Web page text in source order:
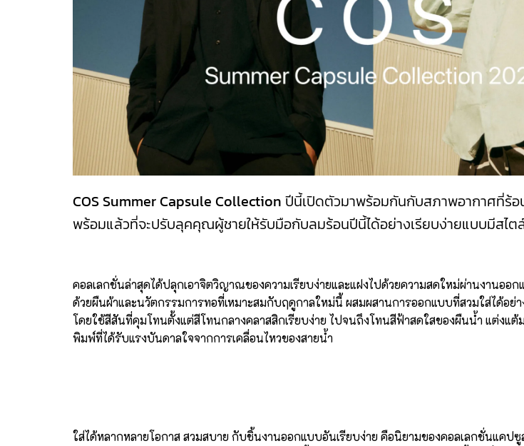
COS Summer Capsule Collection ปีนี้เปิดตัวมาพร้อมกันกับสภาพอากาศที่ร้อ
พร้อมแล้วที่จะปรับลุคคุณผู้ชายให้รับมือกับลมร้อนปีนี้ได้อย่างเรียบง่ายแบบมีสไต
คอลเลกชั่นล่าสุดได้ปลุกเอาจิตวิญาณของความเรียบง่ายและแฝงไปด้วยความสดใหม่ผ่านงานอ
ด้วยผืนผ้าและนวัตกรรมการทอที่เหมาะสมกับฤดูกาลใหม่นี้ ผสมผสานการออกแบบที่สวมใส่ได้อย่า
โดยใช้สีสันที่คุมโทนตั้งแต่สีโทนกลางคลาสสิกเรียบง่าย ไปจนถึงโทนสีฟ้าสดใสของผืนน้ำ แต่งแต้
พิมพ์ที่ได้รับแรงบันดาลใจจากการเคลื่อนไหวของสายน้ำ
ใส่ได้หลากหลายโอกาส สวมสบาย กับชิ้นงานออกแบบอันเรียบง่าย คือนิยามของคอลเลกชั่นแคป